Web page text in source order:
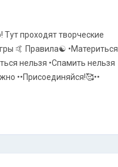
Тут проходят творческие
🤙 Правила☯️ •Материться
нельзя •Спамить нельзя
••Присоединяйся!🥰••